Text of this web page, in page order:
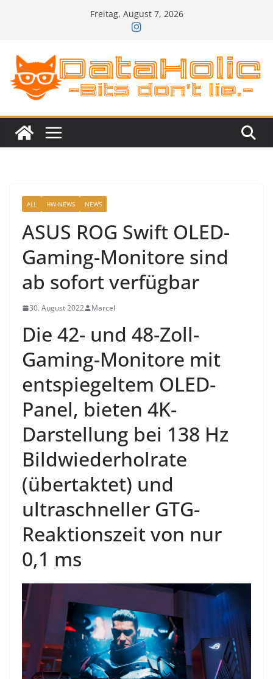
Freitag, August 7, 2026
ALL HW-NEWS NEWS
ASUS ROG Swift OLED-
Gaming-Monitore sind
ab sofort verfügbar
30. August 2022 Marcel
Die 42- und 48-Zoll-
Gaming-Monitore mit
entspiegeltem OLED-
Panel, bieten 4K-
Darstellung bei 138 Hz
Bildwiederholrate
(übertaktet) und
ultraschneller GTG-
Reaktionszeit von nur
0,1 ms